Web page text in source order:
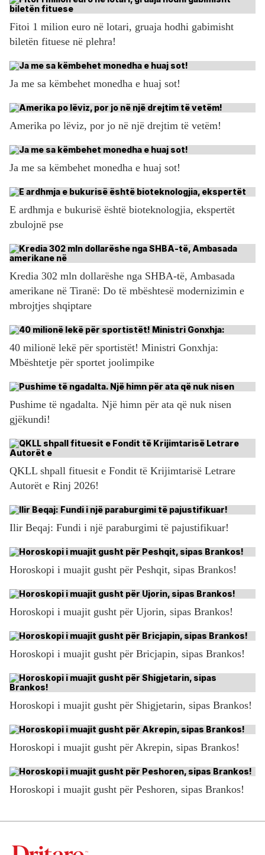
Fitoi 1 milion euro në lotari, gruaja hodhi gabimisht
biletën fituese në plehra!
Ja me sa këmbehet monedha e huaj sot!
Amerika po lëviz, por jo në një drejtim të vetëm!
Ja me sa këmbehet monedha e huaj sot!
E ardhmja e bukurisë është bioteknologjia, ekspertët
zbulojnë pse
Kredia 302 mln dollarëshe nga SHBA-të, Ambasada
amerikane në Tiranë: Do të mbështesë modernizimin e
mbrojtjes shqiptare
40 milionë lekë për sportistët! Ministri Gonxhja:
Mbështetje për sportet joolimpike
Pushime të ngadalta. Një himn për ata që nuk nisen
gjëkundi!
QKLL shpall fituesit e Fondit të Krijimtarisë Letrare
Autorët e Rinj 2026!
Ilir Beqaj: Fundi i një paraburgimi të pajustifikuar!
Horoskopi i muajit gusht për Peshqit, sipas Brankos!
Horoskopi i muajit gusht për Ujorin, sipas Brankos!
Horoskopi i muajit gusht për Bricjapin, sipas Brankos!
Horoskopi i muajit gusht për Shigjetarin, sipas Brankos!
Horoskopi i muajit gusht për Akrepin, sipas Brankos!
Horoskopi i muajit gusht për Peshoren, sipas Brankos!